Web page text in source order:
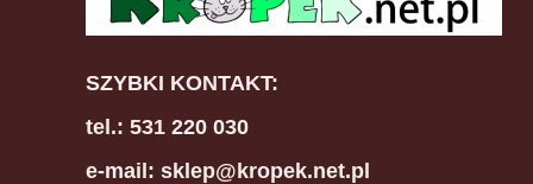
SZYBKI KONTAKT:
tel.: 531 220 030
e-mail: sklep@kropek.net.pl